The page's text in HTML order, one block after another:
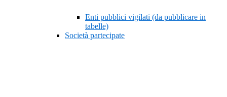
Enti pubblici vigilati (da pubblicare in
tabelle)
Società partecipate